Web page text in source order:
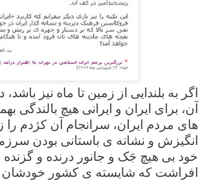
اگر به بلندایی از زمین تا ماه نیز
آن، برای ایران و ایرانی هیچ بالندگی
های مردم ایران، سرانجام آن کژدم را
انگیزش و نشانه ی باستانی بودن
خود بی هیچ جَک و جانور درنده و گزنده
افراشت که شایسته ی کشور خودشان